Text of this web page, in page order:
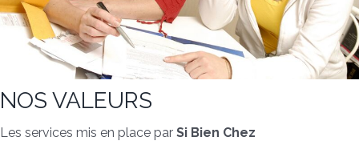
NOS VALEURS
Les services mis en place par Si Bien Chez